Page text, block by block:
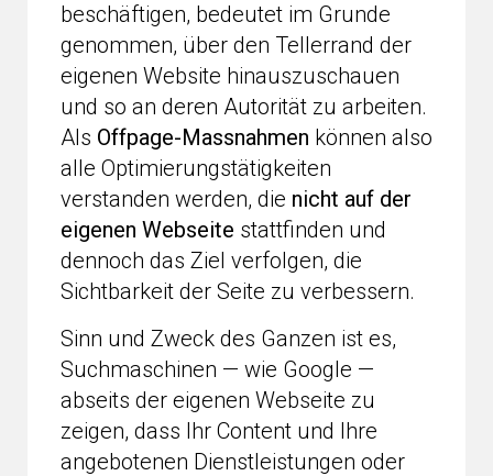
beschäftigen, bedeutet im Grunde
genommen, über den Tellerrand der
eigenen Website hinauszuschauen
und so an deren Autorität zu arbeiten.
Als Offpage-Massnahmen können also
alle Optimierungstätigkeiten
verstanden werden, die nicht auf der
eigenen Webseite stattfinden und
dennoch das Ziel verfolgen, die
Sichtbarkeit der Seite zu verbessern.
Sinn und Zweck des Ganzen ist es,
Suchmaschinen — wie Google —
abseits der eigenen Webseite zu
zeigen, dass Ihr Content und Ihre
angebotenen Dienstleistungen oder